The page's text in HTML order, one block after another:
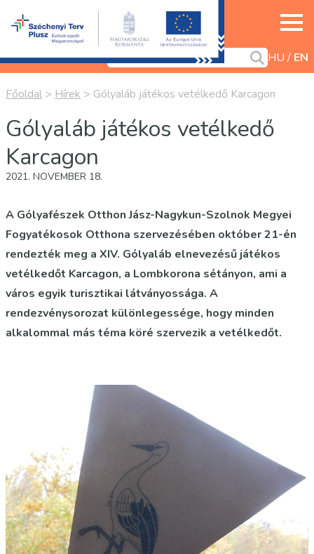
HU EN
Főoldal > Hírek > Gólyaláb játékos vetélkedő Karcagon
Gólyaláb játékos vetélkedő
Karcagon
2021. NOVEMBER 18.
A Gólyafészek Otthon Jász-Nagykun-Szolnok Megyei
Fogyatékosok Otthona szervezésében október 21-én
rendezték meg a XIV. Gólyaláb elnevezésű játékos
vetélkedőt Karcagon, a Lombkorona sétányon, ami a
város egyik turisztikai látványossága. A
rendezvénysorozat különlegessége, hogy minden
alkalommal más téma köré szervezik a vetélkedőt.